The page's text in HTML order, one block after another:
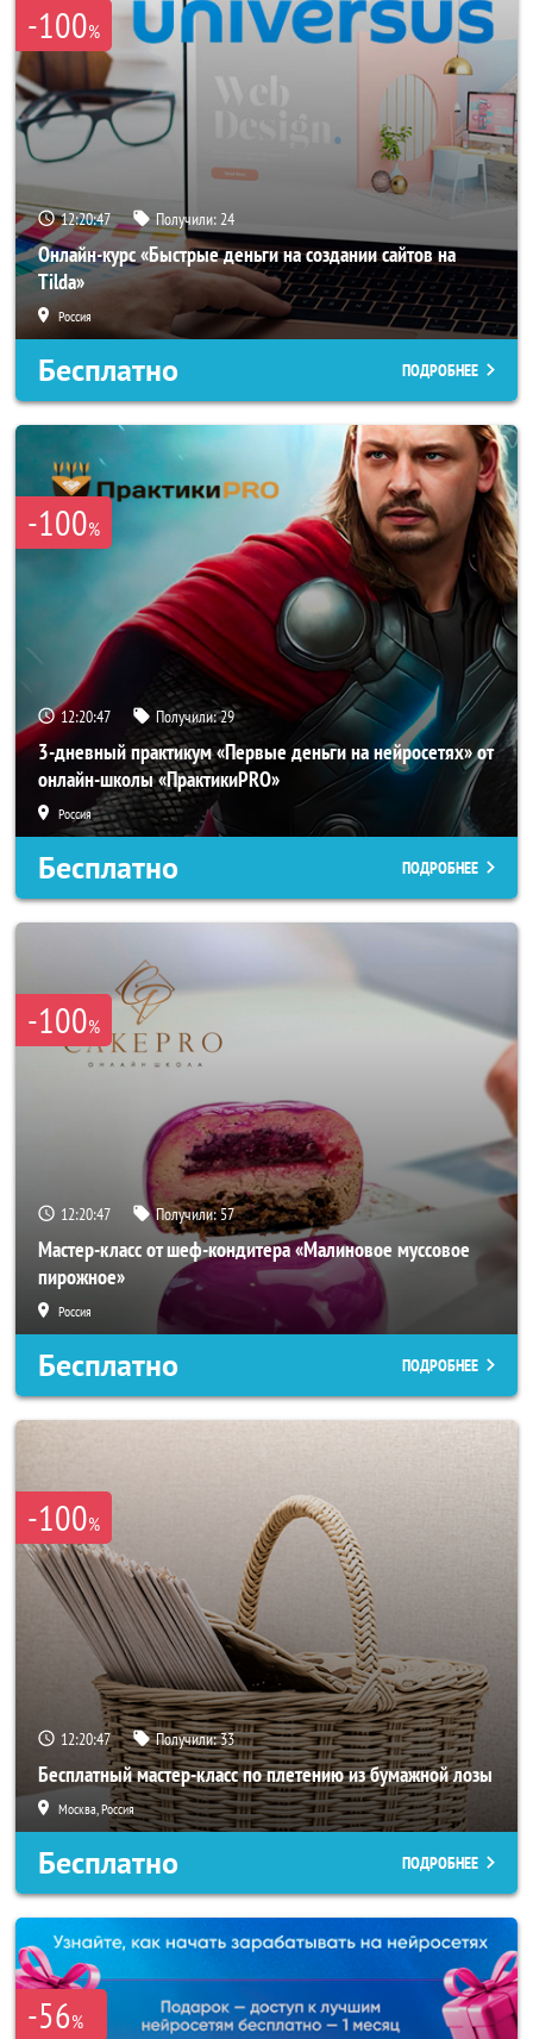
-100%
12:20:44 Получили:24
Онлайн-курс «Быстрые деньги на создании сайтов на
Tilda»
Россия
Бесплатно ПОДРОБНЕЕ
-100%
12:20:44 Получили:29
3-дневный практикум «Первые деньги на нейросетях» от
онлайн-школы «ПрактикиPRO»
Россия
Бесплатно ПОДРОБНЕЕ
-100%
12:20:44 Получили:57
Мастер-класс от шеф-кондитера «Малиновое муссовое
пирожное»
Россия
Бесплатно ПОДРОБНЕЕ
-100%
12:20:44 Получили:33
Бесплатный мастер-класс по плетению из бумажной лозы
Москва, Россия
Бесплатно ПОДРОБНЕЕ
-56%